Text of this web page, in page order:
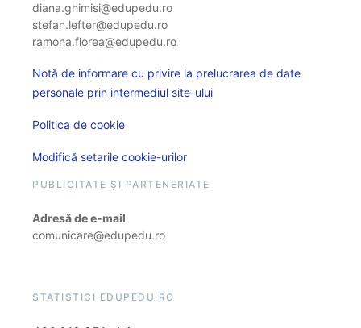
diana.ghimisi@edupedu.ro
stefan.lefter@edupedu.ro
ramona.florea@edupedu.ro
Notă de informare cu privire la prelucrarea de date
personale prin intermediul site-ului
Politica de cookie
Modifică setarile cookie-urilor
PUBLICITATE ȘI PARTENERIATE
Adresă de e-mail
comunicare@edupedu.ro
STATISTICI EDUPEDU.RO